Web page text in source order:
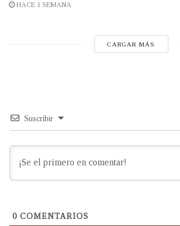
HACE 1 SEMANA
CARGAR MÁS
Suscribir
0 COMENTARIOS